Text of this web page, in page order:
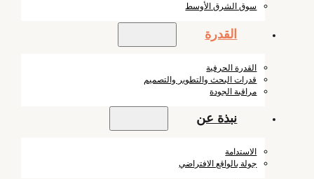
سوق الشرق الأوسط
القدرة
القدرة الحرفية
قدرات البحث والتطوير والتصميم
مراقبة الجودة
نبذة عن
الاستدامة
جولة بالواقع الافتراضي